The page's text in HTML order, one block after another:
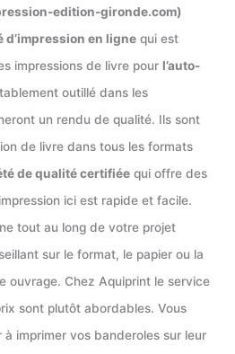
edition-gironde.com)
en ligne qui est
impressions de livre pour l’auto-
outillé dans les
un rendu de qualité. Ils sont
de livre dans tous les formats
de qualité certifiée qui offre des
ici est rapide et facile.
tout au long de votre projet
sur le format, le papier ou la
ouvrage. Chez Aquiprint le service
sont plutôt abordables. Vous
imprimer vos banderoles sur leur